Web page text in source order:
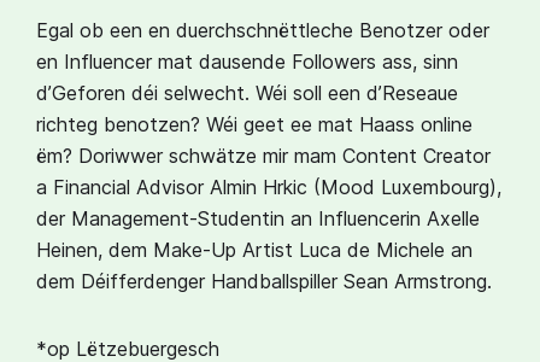
Egal ob een en duerchschnëttleche Benotzer oder
en Influencer mat dausende Followers ass, sinn
d’Geforen déi selwecht. Wéi soll een d’Reseaue
richteg benotzen? Wéi geet ee mat Haass online
ëm? Doriwwer schwätze mir mam Content Creator
a Financial Advisor Almin Hrkic (Mood Luxembourg),
der Management-Studentin an Influencerin Axelle
Heinen, dem Make-Up Artist Luca de Michele an
dem Déifferdenger Handballspiller Sean Armstrong.
*op Lëtzebuergesch